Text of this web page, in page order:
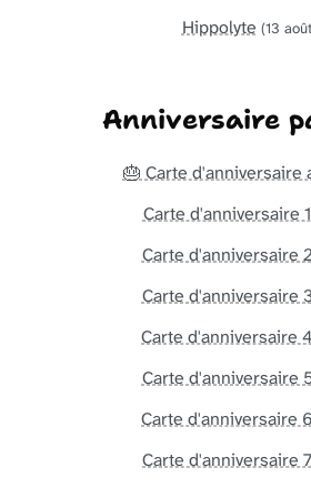
Hippolyte (13
Anniversaire
🎂 Carte d'anniversaire
Carte d'anniversaire
Carte d'anniversaire
Carte d'anniversaire
Carte d'anniversaire
Carte d'anniversaire
Carte d'anniversaire
Carte d'anniversaire